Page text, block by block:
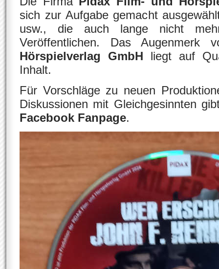
sich zur Aufgabe gemacht
usw., die auch lange nicht
Veröffentlichen. Das Augenmerk
Hörspielverlag GmbH liegt auf
Inhalt.
Für Vorschläge zu neuen
Diskussionen mit Gleichgesinnten
Facebook Fanpage.